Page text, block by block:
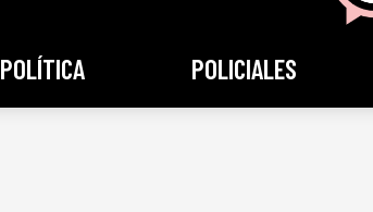
POLÍTICA POLICIALES